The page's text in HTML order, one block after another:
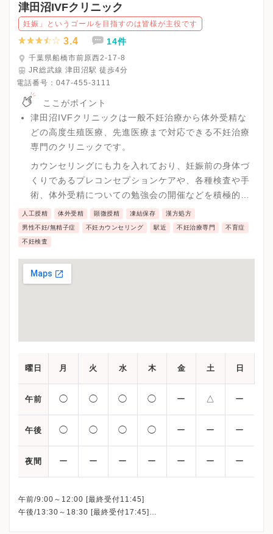
津田沼IVFクリニック
妊娠」というゴールを目指すのは皆様が主役です
3.4 14件
千葉県船橋市前原西2-17-8
JR総武線 津田沼駅 徒歩4分
電話番号： 047-455-3111
ここがポイント
津田沼IVFクリニックは一般不妊治療から体外受精な
どの高度生殖医療、先進医療まで対応できる不妊治療
専門のクリニックです。
カウンセリングにも力を入れており、妊娠前の身体づ
くりであるプレコンセプションケアや、各種検査や手
術、体外受精についての勉強会の開催などを積極的に
行っています。
人工授精 体外受精 顕微授精 凍結保存 漢方処方
男性不妊/無精子症 不妊カウンセリング 駅近 不妊治療専門 不育症
不妊検査
曜日 月 火 水 木 金 土 日
午前 ◯ ◯ ◯ ◯ ー △ ー
午後 ◯ ◯ ◯ ◯ ー ー ー
夜間 ー ー ー ー ー ー ー
午前/9:00～12:00 [最終受付11:45]
午後/13:30～18:30 [最終受付17:45]